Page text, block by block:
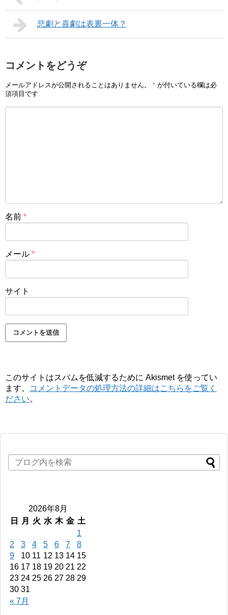
悲劇と喜劇は表裏一体？
コメントをどうぞ
メールアドレスが公開されることはありません。 * が付いている欄は必
須項目です
名前 *
メール *
サイト
このサイトはスパムを低減するために Akismet を使ってい
ます。
コメントデータの処理方法の詳細はこちらをご覧く
ださい。
2026年8月
日
月 火 水 木 金 土
« 7月
1
2
3 4 5 6 7
8
9
10 11 12 13 14 15
16 17 18 19 20 21 22
23 24 25 26 27 28 29
30 31